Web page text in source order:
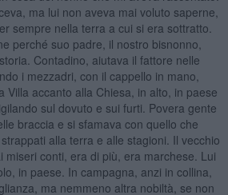
ma lui non aveva mai voluto saperne,
sempre nella terra a cui si era sottratto.
perché suo padre, il nostro bisnonno,
Contadino, aiutava il fattore nelle
i mezzadri, con il cappello in mano,
Villa accanto alla Chiesa, in alto, in paese
sul dovuto e sui furti. Povera gente
braccia e si sfamava con quello che
alla terra e alle stagioni. Il vecchio
miseri conti, era di più, era marchese. Lui
in paese. In campagna, anzi in collina,
ma nemmeno altra nobiltà, se non